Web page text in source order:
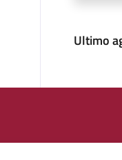
Ultimo